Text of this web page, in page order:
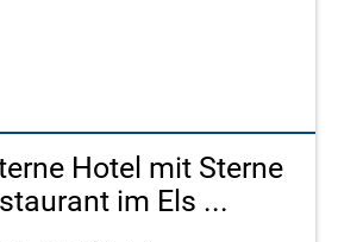
Hotel mit Sterne
im Els ...